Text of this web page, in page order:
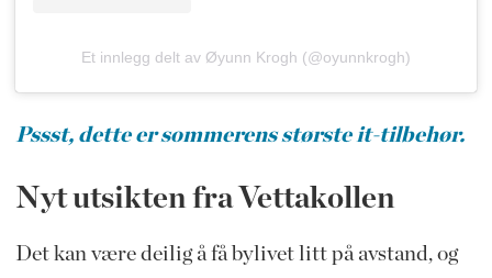
Et innlegg delt av Øyunn Krogh (@oyunnkrogh)
Pssst, dette er sommerens største it-tilbehør.
Nyt utsikten fra Vettakollen
Det kan være deilig å få bylivet litt på avstand, og